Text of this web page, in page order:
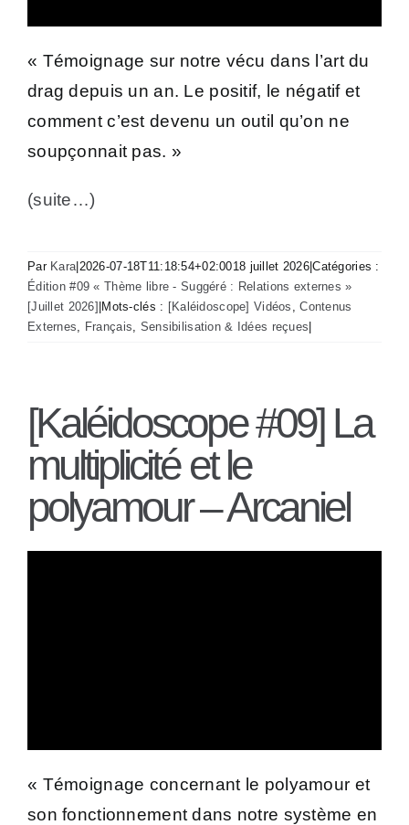
« Témoignage sur notre vécu dans l’art du
drag depuis un an. Le positif, le négatif et
comment c’est devenu un outil qu’on ne
soupçonnait pas. »
(suite…)
Par Kara 2026-07-18T11:18:54+02:0018 juillet 2026 |Catégories :
Édition #09 « Thème libre - Suggéré : Relations externes »
[Juillet 2026] Mots-clés : [Kaléidoscope] Vidéos ,Contenus
Externes
Français Sensibilisation & Idées reçues
[Kaléidoscope #09] La
multiplicité et le
polyamour – Arcaniel
« Témoignage concernant le polyamour et
son fonctionnement dans notre système en